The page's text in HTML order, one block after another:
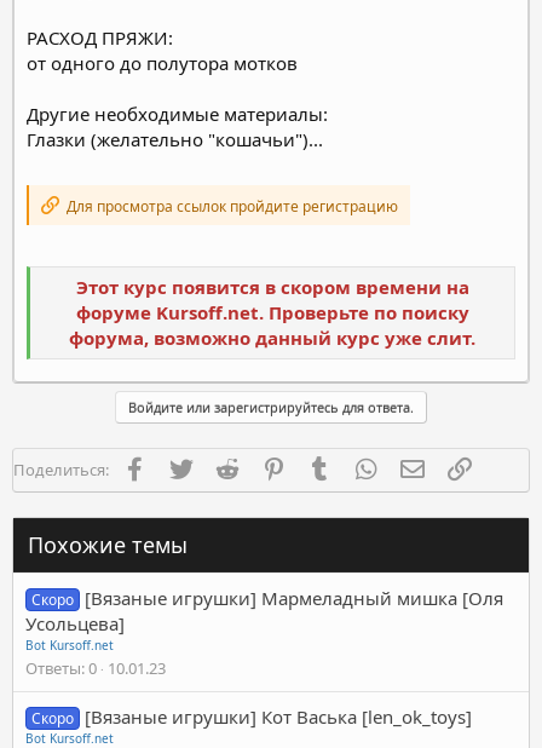
РАСХОД ПРЯЖИ:
от одного до полутора мотков
Другие необходимые материалы:
Глазки (желательно "кошачьи")...
Для просмотра ссылок пройдите регистрацию
Этот курс появится в скором времени на
форуме Kursoff.net. Проверьте по поиску
форума, возможно данный курс уже слит.
Войдите или зарегистрируйтесь для ответа.
Поделиться: FacebookTwitter Reddit PinterestTumblr WhatsAppЭлектронная
Похожие темы
Скоро [Вязаные игрушки] Мармеладный мишка [Оля
Усольцева]
Bot Kursoff.net
Ответы 0 10.01.23
Скоро [Вязаные игрушки] Кот Васька [len_ok_toys]
Bot Kursoff.net